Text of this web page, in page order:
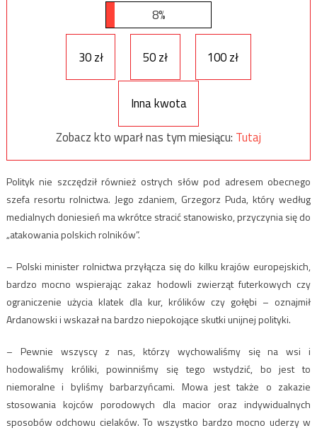
8%
30 zł 50 zł 100 zł
Inna kwota
Zobacz kto wparł nas tym miesiącu: Tutaj
Polityk nie szczędził również ostrych słów pod adresem obecnego
szefa resortu rolnictwa. Jego zdaniem, Grzegorz Puda, który według
medialnych doniesień ma wkrótce stracić stanowisko, przyczynia się do
„atakowania polskich rolników”.
– Polski minister rolnictwa przyłącza się do kilku krajów europejskich,
bardzo mocno wspierając zakaz hodowli zwierząt futerkowych czy
ograniczenie użycia klatek dla kur, królików czy gołębi – oznajmił
Ardanowski i wskazał na bardzo niepokojące skutki unijnej polityki.
– Pewnie wszyscy z nas, którzy wychowaliśmy się na wsi i
hodowaliśmy króliki, powinniśmy się tego wstydzić, bo jest to
niemoralne i byliśmy barbarzyńcami. Mowa jest także o zakazie
stosowania kojców porodowych dla macior oraz indywidualnych
sposobów odchowu cielaków. To wszystko bardzo mocno uderzy w